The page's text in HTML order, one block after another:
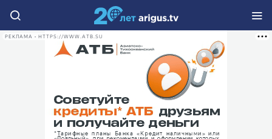
РЕКЛАМА • HTTPS://WWW.ATB.SU